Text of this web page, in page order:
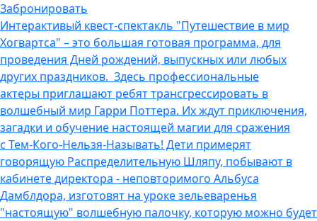
Забронировать
Интерактивый квест-спектакль "Путешествие в мир
Хогвартса" – это большая готовая программа, для
проведения Дней рождений, выпускных или любых
других праздников. Здесь профессиональные
актеры приглашают ребят трансгрессировать в
волшебный мир Гарри Поттера. Их ждут приключения,
загадки и обучение настоящей магии для сражения
с Тем-Кого-Нельзя-Называть! Дети примерят
говорящую Распределительную Шляпу, побывают в
кабинете директора - неповторимого Альбуса
Дамблдора, изготовят на уроке зельеваренья
"настоящую" волшебную палочку, которую можно будет